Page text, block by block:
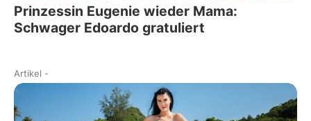
Prinzessin Eugenie wieder Mama:
Schwager Edoardo gratuliert
Artikel -